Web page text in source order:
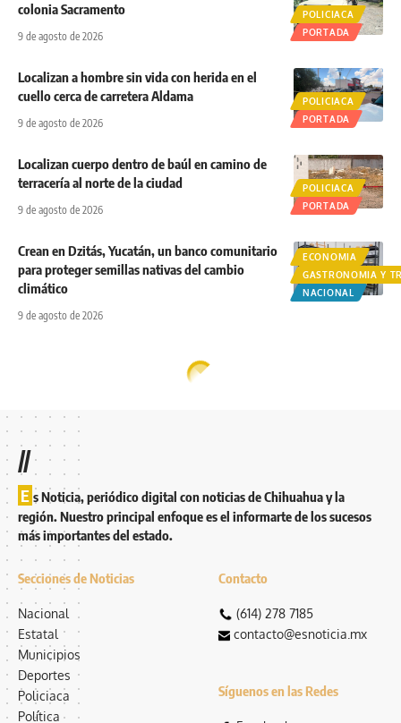
POLICIACA
PORTADA
colonia Sacramento
9 de agosto de 2026
POLICIACA
PORTADA
Localizan a hombre sin vida con herida en el
cuello cerca de carretera Aldama
9 de agosto de 2026
POLICIACA
PORTADA
Localizan cuerpo dentro de baúl en camino de
terracería al norte de la ciudad
9 de agosto de 2026
ECONOMIA
GASTRONOMIA Y
NACIONAL
Crean en Dzitás, Yucatán, un banco comunitario
para proteger semillas nativas del cambio
climático
9 de agosto de 2026
//
E s Noticia, periódico digital con noticias de Chihuahua y la
región. Nuestro principal enfoque es el informarte de los sucesos
más importantes del estado.
Secciones de Noticias
Nacional
Estatal
Municipios
Deportes
Policiaca
Política
Contacto
(614) 278 7185
contacto@esnoticia.mx
Síguenos en las Redes